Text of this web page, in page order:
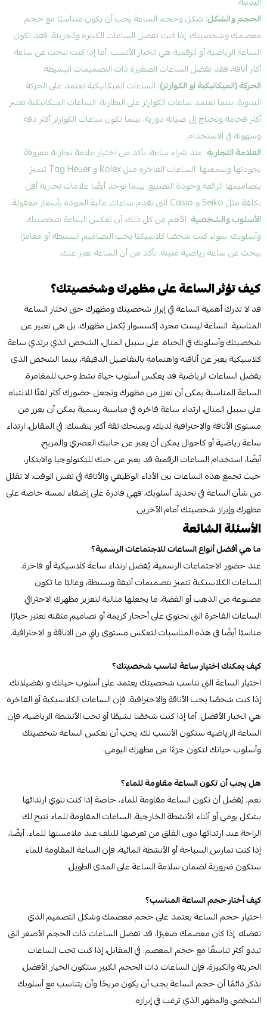
الحجم والشكل: شكل وحجم الساعة يجب أن يكون متناسبًا مع حجم
معصمك وشخصيتك. إذا كنت تفضل الساعات الكبيرة والجريئة، فقد تكون
الساعة الرياضية أو الرقمية هي الخيار الأنسب. أما إذا كنت تبحث عن ساعة
أكثر أناقة، فقد تفضل الساعات الصغيرة ذات التصميمات البسيطة.
الحركة (الميكانيكية أو الكوارتز): الساعات الميكانيكية تعتمد على الحركة
اليدوية، بينما تعتمد ساعات الكوارتز على البطارية. الساعات الميكانيكية تعتبر
أكثر فخامة وتحتاج إلى صيانة دورية، بينما تكون ساعات الكوارتز أكثر دقة
وسهولة في الاستخدام.
العلامة التجارية: عند شراء ساعة، تأكد من اختيار علامة تجارية معروفة
بجودتها وسمعتها. الساعات الفاخرة مثل Rolex و Tag Heuer تتميز
بتصاميمها الرائعة وجودة التصنيع، بينما توجد أيضًا علامات تجارية أقل
تكلفة مثل Seiko و Casio التي تقدم ساعات عالية الجودة بأسعار معقولة.
الأسلوب والشخصية: الأهم من كل ذلك، أن تعكس الساعة شخصيتك
وأسلوبك. سواء كنت شخصًا كلاسيكيًا يحب التصاميم البسيطة أو مغامرًا
يبحث عن ساعة رياضية متينة، تأكد من أن الساعة تعبر عنك.
كيف تؤثر الساعة على مظهرك وشخصيتك؟
قد لا تدرك أهمية الساعة في إبراز شخصيتك ومظهرك حتى تختار الساعة
المناسبة. الساعة ليست مجرد إكسسوار يُكمل مظهرك، بل هي تعبير عن
شخصيتك وأسلوبك في الحياة. على سبيل المثال، الشخص الذي يرتدي ساعة
كلاسيكية يعبر عن أناقته واهتمامه بالتفاصيل الدقيقة، بينما الشخص الذي
يفضل الساعات الرياضية قد يعكس أسلوب حياة نشط وحب للمغامرة.
الساعة المناسبة يمكن أن تعزز من مظهرك وتجعل حضورك أكثر لفتًا للانتباه.
على سبيل المثال، ارتداء ساعة فاخرة في مناسبة رسمية يمكن أن يعزز من
مستوى الأناقة والاحترافية لديك، ويمنحك ثقة أكبر بنفسك. في المقابل، ارتداء
ساعة رياضية أو كاجوال يمكن أن يعبر عن جانبك العصري والمريح.
أيضًا، استخدام الساعات الرقمية قد يعبر عن حبك للتكنولوجيا والابتكار،
حيث تجمع هذه الساعات بين الأداء الوظيفي والأناقة في نفس الوقت. لا تقلل
من شأن الساعة في تحديد أسلوبك، فهي قادرة على إضفاء لمسة خاصة على
مظهرك وإبراز شخصيتك أمام الآخرين.
الأسئلة الشائعة
ما هي أفضل أنواع الساعات للاجتماعات الرسمية؟
عند حضور الاجتماعات الرسمية، يُفضل ارتداء ساعة كلاسيكية أو فاخرة.
الساعات الكلاسيكية تتميز بتصميمات أنيقة وبسيطة، وغالبًا ما تكون
مصنوعة من الذهب أو الفضة، ما يجعلها مثالية لتعزيز مظهرك الاحترافي.
الساعات الفاخرة التي تحتوي على أحجار كريمة أو تصاميم متقنة تعتبر خيارًا
مناسبًا أيضًا في هذه المناسبات لتعكس مستوى راقٍ من الاناقة و الاحترافية.
كيف يمكنك اختيار ساعة تناسب شخصيتك؟
اختيار الساعة التي تناسب شخصيتك يعتمد على أسلوب حياتك و تفضيلاتك.
إذا كنت شخصًا يحب الأناقة والاحترافية، فإن الساعات الكلاسيكية أو الفاخرة
هي الخيار الأفضل. أما إذا كنت شخصًا نشيطًا أو تحب الأنشطة الرياضية، فإن
الساعة الرياضية ستكون الأنسب لك. يجب أن تعكس الساعة شخصيتك
وأسلوب حياتك لتكون جزءًا من مظهرك اليومي.
هل يجب أن تكون الساعة مقاومة للماء؟
نعم، يُفضل أن تكون الساعة مقاومة للماء، خاصة إذا كنت تنوي ارتدائها
بشكل يومي أو أثناء الأنشطة الخارجية. الساعات المقاومة للماء تتيح لك
الراحة عند ارتدائها دون القلق من تعرضها للتلف عند ملامستها للماء. أيضًا،
إذا كنت تمارس السباحة أو الأنشطة المائية، فإن الساعة المقاومة للماء
ستكون ضرورية لضمان سلامة الساعة على المدى الطويل.
كيف أختار حجم الساعة المناسب؟
اختيار حجم الساعة يعتمد على حجم معصمك وشكل التصميم الذي
تفضله. إذا كان معصمك صغيرًا، قد تفضل الساعات ذات الحجم الأصغر التي
تبدو أكثر تناسقًا مع حجم المعصم. في المقابل، إذا كنت تحب الساعات
الجريئة والكبيرة، فإن الساعات ذات الحجم الكبير ستكون الخيار الأفضل.
تذكر دائمًا أن حجم الساعة يجب أن يكون مريحًا وأن يتناسب مع أسلوبك
الشخصي والمظهر الذي ترغب في إبرازه.